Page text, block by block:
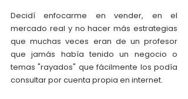
Decidí enfocarme en vender, en el
mercado real y no hacer más estrategias
que muchas veces eran de un profesor
que jamás había tenido un negocio o
temas "rayados" que fácilmente los podía
consultar por cuenta propia en internet.